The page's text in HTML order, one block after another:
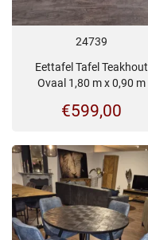
24739
Eettafel Tafel Teakhout
Ovaal 1,80 m x 0,90 m
€599,00